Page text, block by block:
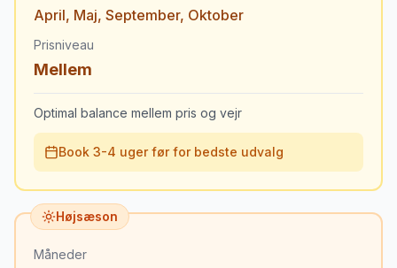
April, Maj, September, Oktober
Prisniveau
Mellem
Optimal balance mellem pris og vejr
Book 3-4 uger før for bedste udvalg
Højsæson
Måneder